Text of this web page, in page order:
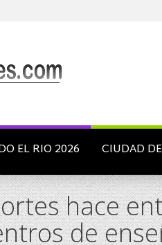
EL RIO 2026 CIUDAD
hace
de